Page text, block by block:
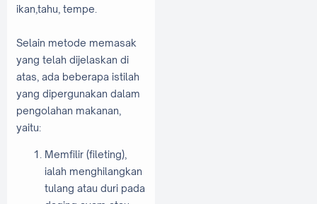
ikan,tahu, tempe.
Selain metode memasak
yang telah dijelaskan di
atas, ada beberapa istilah
yang dipergunakan dalam
pengolahan makanan,
yaitu:
Memfilir (fileting),
ialah menghilangkan
tulang atau duri pada